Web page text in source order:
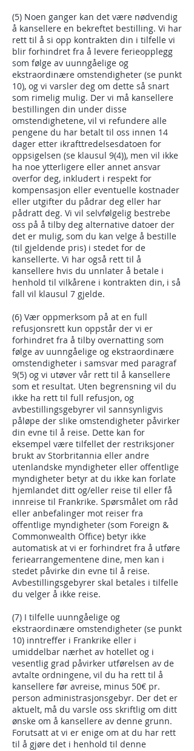
(5) Noen ganger kan det være nødvendig
å kansellere en bekreftet bestilling. Vi har
rett til å si opp kontrakten din i tilfelle vi
blir forhindret fra å levere ferieopplegg
som følge av uunngåelige og
ekstraordinære omstendigheter (se punkt
10), og vi varsler deg om dette så snart
som rimelig mulig. Der vi må kansellere
bestillingen din under disse
omstendighetene, vil vi refundere alle
pengene du har betalt til oss innen 14
dager etter ikrafttredelsesdatoen for
oppsigelsen (se klausul 9(4)), men vil ikke
ha noe ytterligere eller annet ansvar
overfor deg, inkludert i respekt for
kompensasjon eller eventuelle kostnader
eller utgifter du pådrar deg eller har
pådratt deg. Vi vil selvfølgelig bestrebe
oss på å tilby deg alternative datoer der
det er mulig, som du kan velge å bestille
(til gjeldende pris) i stedet for de
kansellerte. Vi har også rett til å
kansellere hvis du unnlater å betale i
henhold til vilkårene i kontrakten din, i så
fall vil klausul 7 gjelde.
(6) Vær oppmerksom på at en full
refusjonsrett kun oppstår der vi er
forhindret fra å tilby overnatting som
følge av uunngåelige og ekstraordinære
omstendigheter i samsvar med paragraf
9(5) og vi utøver vår rett til å kansellere
som et resultat. Uten begrensning vil du
ikke ha rett til full refusjon, og
avbestillingsgebyrer vil sannsynligvis
påløpe der slike omstendigheter påvirker
din evne til å reise. Dette kan for
eksempel være tilfellet der restriksjoner
brukt av Storbritannia eller andre
utenlandske myndigheter eller offentlige
myndigheter betyr at du ikke kan forlate
hjemlandet ditt og/eller reise til eller få
innreise til Frankrike. Spørsmålet om råd
eller anbefalinger mot reiser fra
offentlige myndigheter (som Foreign &
Commonwealth Office) betyr ikke
automatisk at vi er forhindret fra å utføre
feriearrangementene dine, men kan i
stedet påvirke din evne til å reise.
Avbestillingsgebyrer skal betales i tilfelle
du velger å ikke reise.
(7) I tilfelle uunngåelige og
ekstraordinære omstendigheter (se punkt
10) inntreffer i Frankrike eller i
umiddelbar nærhet av hotellet og i
vesentlig grad påvirker utførelsen av de
avtalte ordningene, vil du ha rett til å
kansellere før avreise, minus 50€ pr.
person administrasjonsgebyr. Der det er
aktuelt, må du varsle oss skriftlig om ditt
ønske om å kansellere av denne grunn.
Forutsatt at vi er enige om at du har rett
til å gjøre det i henhold til denne